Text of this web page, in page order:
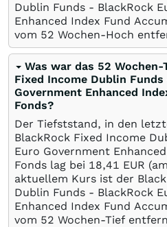
Dublin Funds - BlackRock
Enhanced Index Fund
vom 52 Wochen-Hoch
Was war das 52
Fixed Income Dublin
Government Enhanced
Fonds?
Der Tiefststand, in den
BlackRock Fixed Income
Euro Government
Fonds lag bei 18,41 EUR (am
aktuellem Kurs ist der
Dublin Funds - BlackRock
Enhanced Index Fund
vom 52 Wochen-Tief